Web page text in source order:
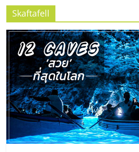
SME
แห่ง
ประเทศไทย,
รวม
Skaftafell